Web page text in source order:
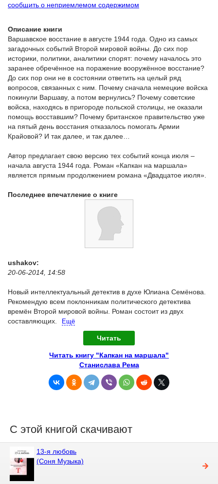
сообщить о неприемлемом содержимом
Описание книги
Варшавское восстание в августе 1944 года. Одно из самых
загадочных событий Второй мировой войны. До сих пор
историки, политики, аналитики спорят: почему началось это
заранее обречённое на поражение вооружённое восстание?
До сих пор они не в состоянии ответить на целый ряд
вопросов, связанных с ним. Почему сначала немецкие войска
покинули Варшаву, а потом вернулись? Почему советские
войска, находясь в пригороде польской столицы, не оказали
помощь восставшим? Почему британское правительство уже
на пятый день восстания отказалось помогать Армии
Крайовой? И так далее, и так далее…
Автор предлагает свою версию тех событий конца июля –
начала августа 1944 года. Роман «Капкан на маршала»
является прямым продолжением романа «Двадцатое июля».
Последнее впечатление о книге
ushakov:
20-06-2014, 14:58
Новый интеллектуальный детектив в духе Юлиана Семёнова.
Рекомендую всем поклонникам политического детектива
времён Второй мировой войны.
Роман состоит из двух
составляющих.
Ещё
Читать
Читать книгу "Капкан на маршала"
Станислава Рема
С этой книгой скачивают
13-я любовь
(Соня Музыка)